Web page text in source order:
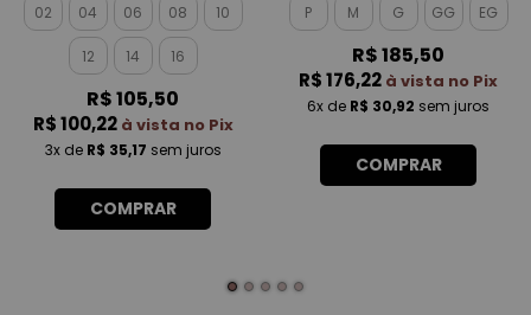
02 04 06 08 10
12 14 16
R$ 105,50
R$ 100,22 à vista no Pix
3xde R$ 35,17 sem juros
COMPRAR
P M G GG EG
R$ 185,50
R$ 176,22 à vista no Pix
6x de R$ 30,92 sem juros
COMPRAR